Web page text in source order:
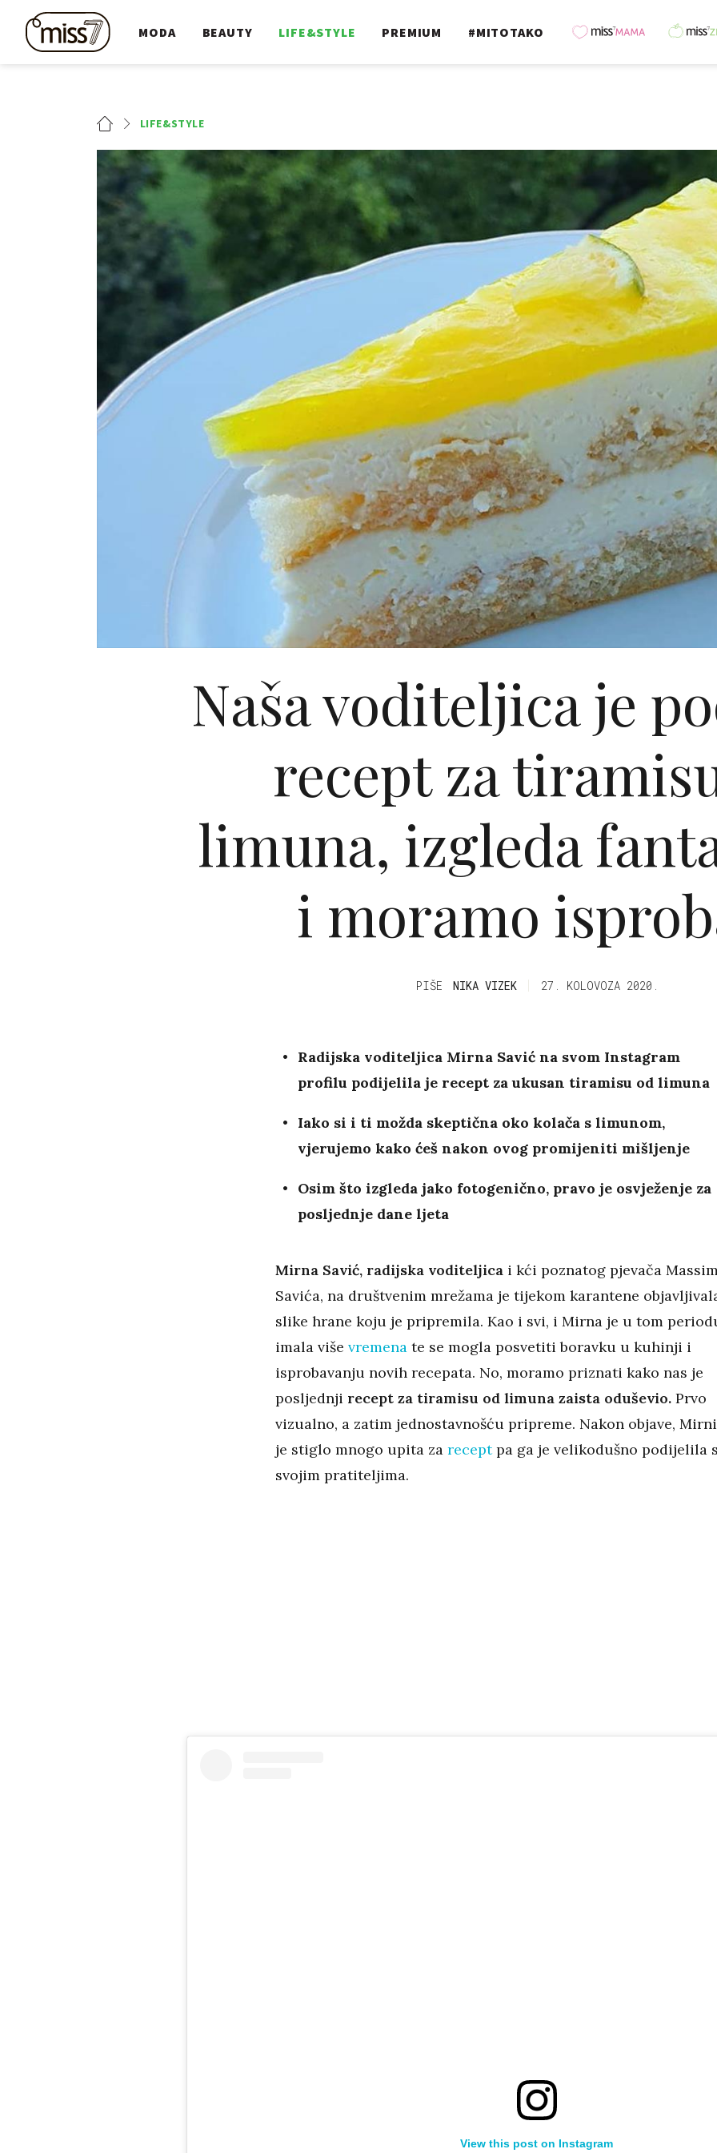
MODA BEAUTY LIFE&STYLE PREMIUM #MITOTAKO
LIFE&STYLE
Naša voditeljica je
recept za
limuna, izgleda
i moramo
PIŠE NIKA VIZEK 27. KOLOVOZA 2020.
Radijska voditeljica Mirna Savić na svom Instagram
profilu podijelila je recept za ukusan tiramisu od limuna
Iako si i ti možda skeptična oko kolača s limunom,
vjerujemo kako ćeš nakon ovog promijeniti mišljenje
Osim što izgleda jako fotogenično, pravo je osvježenje za
posljednje dane ljeta
Mirna Savić, radijska voditeljicai kći poznatog pjevača
Savića, na društvenim mrežama je tijekom karantene
slike hrane koju je pripremila. Kao i svi, i Mirna je u tom
imala više vremena te se mogla posvetiti boravku u kuhinji i
isprobavanju novih recepata. No, moramo priznati kako nas je
posljednji recept za tiramisu od limuna zaista oduševio.Prvo
vizualno, a zatim jednostavnošću pripreme. Nakon objave, Mirni
je stiglo mnogo upita za receptpa ga je velikodušno podijelila
svojim pratiteljima.
View this post on Instagram